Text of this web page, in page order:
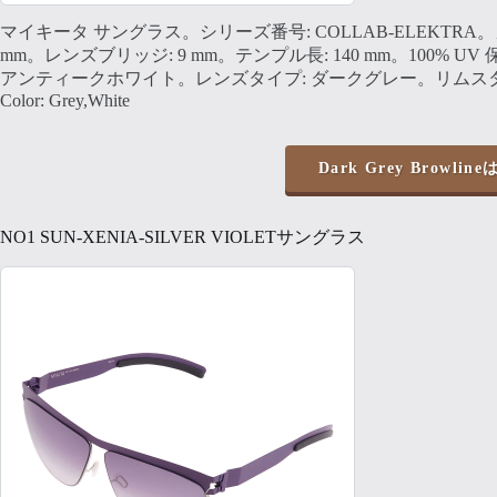
マイキータ サングラス。シリーズ番号: COLLAB-ELEKTRA
mm。レンズブリッジ: 9 mm。テンプル長: 140 mm。100%
アンティークホワイト。レンズタイプ: ダークグレー。リムス
Color: Grey,White
Dark Grey Browline
NO1 SUN-XENIA-SILVER VIOLETサングラス